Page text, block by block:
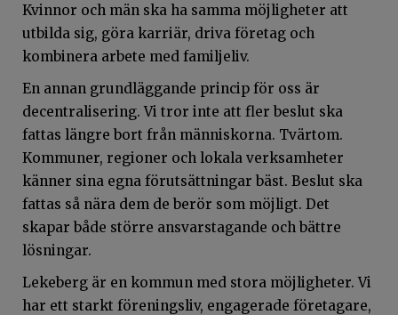
Kvinnor och män ska ha samma möjligheter att
utbilda sig, göra karriär, driva företag och
kombinera arbete med familjeliv.
En annan grundläggande princip för oss är
decentralisering. Vi tror inte att fler beslut ska
fattas längre bort från människorna. Tvärtom.
Kommuner, regioner och lokala verksamheter
känner sina egna förutsättningar bäst. Beslut ska
fattas så nära dem de berör som möjligt. Det
skapar både större ansvarstagande och bättre
lösningar.
Lekeberg är en kommun med stora möjligheter. Vi
har ett starkt föreningsliv, engagerade företagare,